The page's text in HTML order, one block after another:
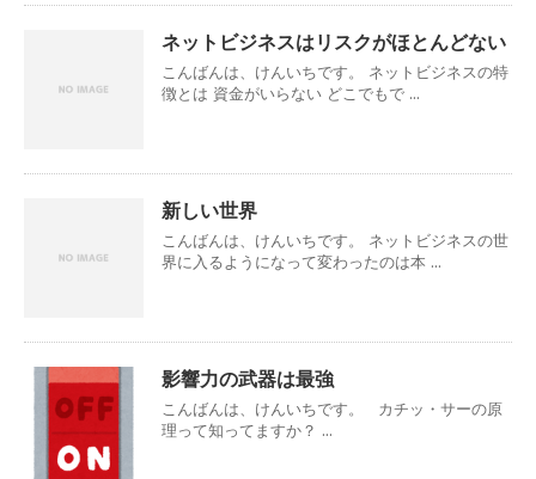
ネットビジネスはリスクがほとんどない
こんばんは、けんいちです。 ネットビジネスの特
徴とは 資金がいらない どこでもで ...
新しい世界
こんばんは、けんいちです。 ネットビジネスの世
界に入るようになって変わったのは本 ...
影響力の武器は最強
こんばんは、けんいちです。 カチッ・サーの原
理って知ってますか？ ...